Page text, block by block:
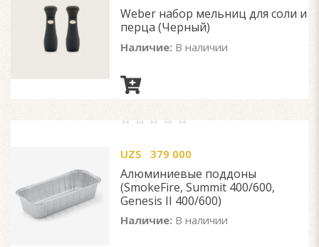
Weber набор мельниц для соли и
перца (Черный)
Наличие: В наличии
of
UZS 379 000
Алюминиевые поддоны
(SmokeFire, Summit 400/600,
Genesis II 400/600)
Наличие: В наличии